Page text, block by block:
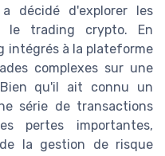
décidé d'explorer les
le trading crypto. En
intégrés à la plateforme
complexes sur une
qu'il ait connu un
série de transactions
pertes importantes,
la gestion de risque